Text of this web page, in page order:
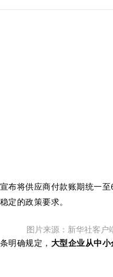
布将供应商付款账期统一
定的政策要求。
图片来源：新华社客户
明确规定， 大型企业从中